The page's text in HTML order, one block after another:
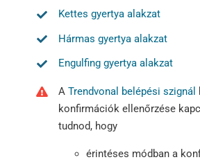
Kettes gyertya alakzat
Hármas gyertya alakzat
Engulfing gyertya alakzat
A Trendvonal belépési szignál
konfirmációk ellenőrzése
tudnod, hogy
érintéses módban a